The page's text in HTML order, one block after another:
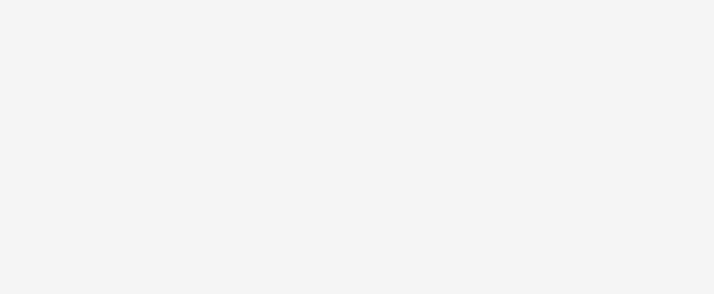
без обмежень!
насолоджуватися до 23,8
Express: заряд лише на
навіть у
чи завантаження.
шифрує ваші дані, камера з
ніж просто ноутбук — це